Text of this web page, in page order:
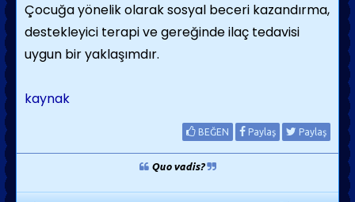
Çocuğa yönelik olarak sosyal beceri kazandırma,
destekleyici terapi ve gereğinde ilaç tedavisi
uygun bir yaklaşımdır.
kaynak
BEĞEN Paylaş Paylaş
Quo vadis?